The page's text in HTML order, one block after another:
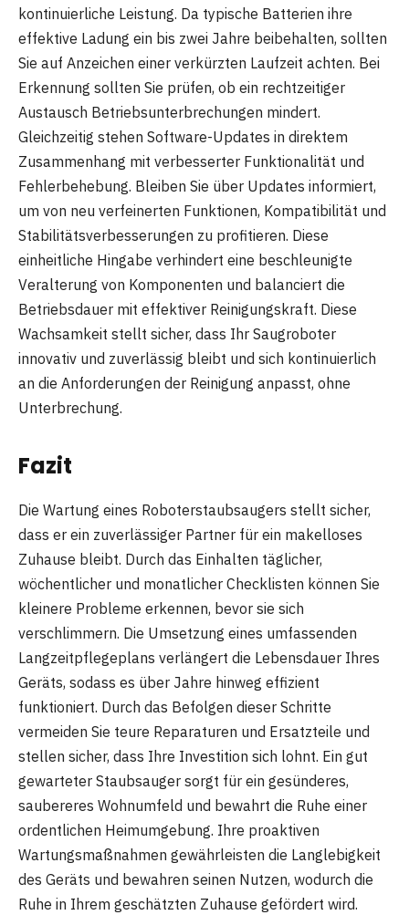
kontinuierliche Leistung. Da typische Batterien ihre
effektive Ladung ein bis zwei Jahre beibehalten, sollten
Sie auf Anzeichen einer verkürzten Laufzeit achten. Bei
Erkennung sollten Sie prüfen, ob ein rechtzeitiger
Austausch Betriebsunterbrechungen mindert.
Gleichzeitig stehen Software-Updates in direktem
Zusammenhang mit verbesserter Funktionalität und
Fehlerbehebung. Bleiben Sie über Updates informiert,
um von neu verfeinerten Funktionen, Kompatibilität und
Stabilitätsverbesserungen zu profitieren. Diese
einheitliche Hingabe verhindert eine beschleunigte
Veralterung von Komponenten und balanciert die
Betriebsdauer mit effektiver Reinigungskraft. Diese
Wachsamkeit stellt sicher, dass Ihr Saugroboter
innovativ und zuverlässig bleibt und sich kontinuierlich
an die Anforderungen der Reinigung anpasst, ohne
Unterbrechung.
Fazit
Die Wartung eines Roboterstaubsaugers stellt sicher,
dass er ein zuverlässiger Partner für ein makelloses
Zuhause bleibt. Durch das Einhalten täglicher,
wöchentlicher und monatlicher Checklisten können Sie
kleinere Probleme erkennen, bevor sie sich
verschlimmern. Die Umsetzung eines umfassenden
Langzeitpflegeplans verlängert die Lebensdauer Ihres
Geräts, sodass es über Jahre hinweg effizient
funktioniert. Durch das Befolgen dieser Schritte
vermeiden Sie teure Reparaturen und Ersatzteile und
stellen sicher, dass Ihre Investition sich lohnt. Ein gut
gewarteter Staubsauger sorgt für ein gesünderes,
saubereres Wohnumfeld und bewahrt die Ruhe einer
ordentlichen Heimumgebung. Ihre proaktiven
Wartungsmaßnahmen gewährleisten die Langlebigkeit
des Geräts und bewahren seinen Nutzen, wodurch die
Ruhe in Ihrem geschätzten Zuhause gefördert wird.